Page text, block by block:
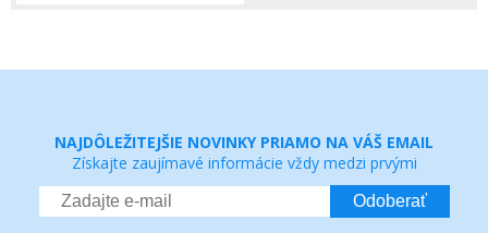
NAJDÔLEŽITEJŠIE NOVINKY PRIAMO NA VÁŠ EMAIL
Získajte zaujímavé informácie vždy medzi prvými
Odoberať